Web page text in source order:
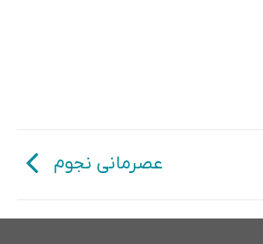
عصرمانی نجوم